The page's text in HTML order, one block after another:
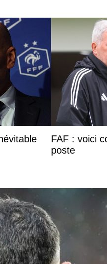
FAF : voici
poste